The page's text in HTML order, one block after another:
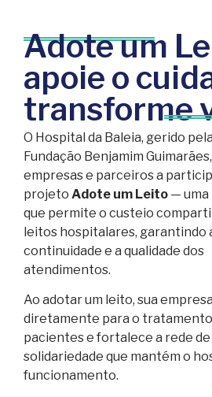
Adote um
apoie o
transforme
O Hospital da Baleia, gerido pela
Fundação Benjamim
empresas e parceiros a
projeto Adote um Leito — uma
que permite o custeio
leitos hospitalares, garantindo
continuidade e a qualidade dos
atendimentos.
Ao adotar um leito, sua
diretamente para o
pacientes e fortalece a rede de
solidariedade que mantém o
funcionamento.